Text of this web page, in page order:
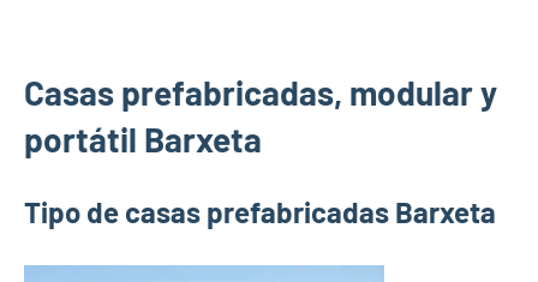
Casas prefabricadas, modular y
portátil Barxeta
Tipo de casas prefabricadas Barxeta